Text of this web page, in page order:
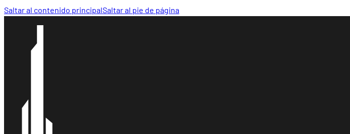
Saltar al contenido principalSaltar al pie de página